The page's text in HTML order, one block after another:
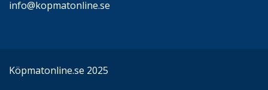
info@kopmatonline.se
Köpmatonline.se 2025